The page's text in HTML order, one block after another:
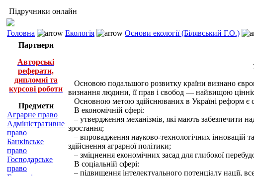
Підручники онлайн
Головна Екологія Основи екології (Білявський Г.О.)
Партнери
Авторські
реферати,
дипломні та
курсові роботи
Предмети
Аграрне право
Адміністративне
право
Банківське
право
Господарське
право
Основою подальшого розвитку країни визнано
визнання людини, її прав і свобод — найвищою
Основною метою здійснюваних в Україні реформ є
В економічній сфері:
– утвердження механізмів, які мають забезпечити
зростання;
– впровадження науково-технологічних інновацій
здійснення аграрної політики;
– зміцнення економічних засад для глибокої
В соціальній сфері:
– підвищення інтелектуального потенціалу нації,